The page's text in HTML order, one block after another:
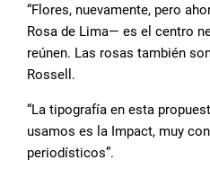
“Flores, nuevamente, pero
Rosa de Lima— es el centro
reúnen. Las rosas también
Rossell.
“La tipografía en esta
usamos es la Impact, muy
periodísticos”.